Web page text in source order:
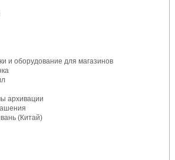
и оборудование для магазинов
архивации
(Китай)